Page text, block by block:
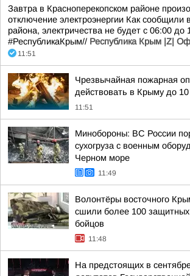
Завтра в Красноперекопском районе
отключение электроэнергии Как сообщили
района, электричества не будет с 06:00 до
#РеспубликаКрым// Республика Крым |Z|
11:51
Чрезвычайная пожарная
действовать в Крыму до 10
11:51
Минобороны: ВС России
сухогруза с военным
Черном море
11:49
Волонтёры восточного
сшили более 100
бойцов
11:48
На предстоящих в